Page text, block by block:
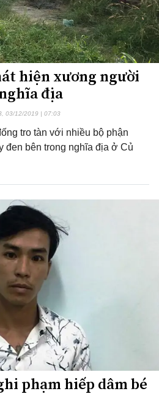
hiện xương người
địa
03/12/2019 | 07:03
tro tàn với nhiều bộ phận
bên trong nghĩa địa ở Củ
phạm hiếp dâm bé